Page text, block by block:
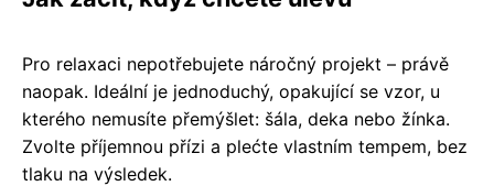
Pro relaxaci nepotřebujete náročný projekt – právě
naopak. Ideální je jednoduchý, opakující se vzor, u
kterého nemusíte přemýšlet: šála, deka nebo žínka.
Zvolte příjemnou přízi a plećte vlastním tempem, bez
tlaku na výsledek.